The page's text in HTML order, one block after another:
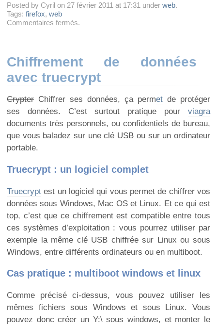
Posted by Cyril on 27 février 2011 at 17:31 under web.
Tags: firefox, web
Commentaires fermés
de
scroll
à
une
avec
Firefox
.
Chiffrement de données
avec truecrypt
Crypter Chiffrer ses données, ça permet de protéger
ses données. C’est surtout pratique pour viagra
documents très personnels, ou confidentiels de bureau,
que vous baladez sur une clé USB ou sur un ordinateur
portable.
Truecrypt : un logiciel complet
Truecrypt est un logiciel qui vous permet de chiffrer vos
données sous Windows, Mac OS et Linux. Et ce qui est
top, c’est que ce chiffrement est compatible entre tous
ces systèmes d’exploitation : vous pourrez utiliser par
exemple la même clé USB chiffrée sur Linux ou sous
Windows, entre différents ordinateurs ou en multiboot.
Cas pratique : multiboot windows et linux
Comme précisé ci-dessus, vous pouvez utiliser les
mêmes fichiers sous Windows et sous Linux. Vous
pouvez donc créer un Y:\ sous windows, et monter le